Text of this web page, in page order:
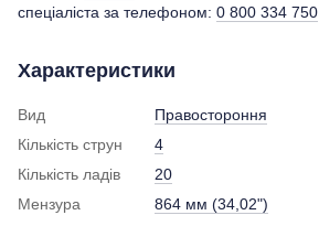
спеціаліста за телефоном: 0 800 334 750
Характеристики
Вид
Правостороння
Кількість струн
4
Кількість ладів
20
Мензура
864 мм (34,02")